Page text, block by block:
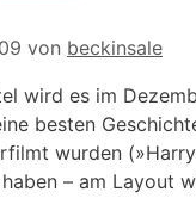
von beckinsale
wird es im
besten
wurden
– am Layout